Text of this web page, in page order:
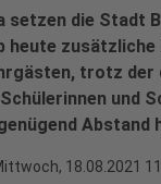
setzen die Stadt
heute zusätzliche
trotz der
und
Abstand
18.08.2021